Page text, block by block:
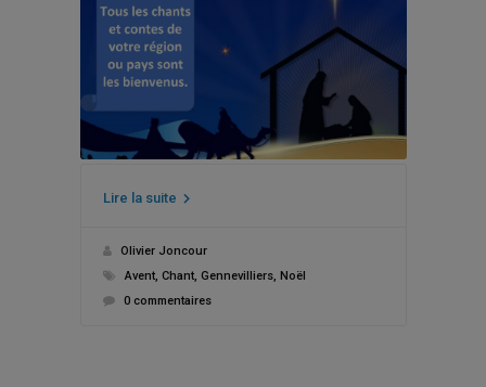
Lire la suite
Olivier Joncour
Avent, Chant, Gennevilliers, Noël
0 commentaires